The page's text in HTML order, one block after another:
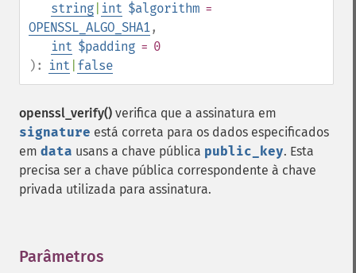
string int $algorithm =
OPENSSL_ALGO_SHA1,
int $padding = 0
):
int false
openssl_verify() verifica que a assinatura em
signature está correta para os dados especificados
em data usans a chave pública public_key. Esta
precisa ser a chave pública correspondente à chave
privada utilizada para assinatura.
Parâmetros